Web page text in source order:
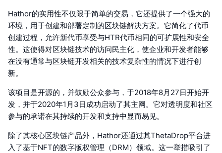
Hathor的实用性不仅限于简单的交易，它还提供了一个强大的
环境，用于创建和部署定制的区块链解决方案。它简化了代币
创建过程，允许新代币享受与HTR代币相同的可扩展性和安全
性。这使得对区块链技术的访问民主化，使企业和开发者能够
在没有通常与区块链开发相关的技术复杂性的情况下进行创
新。
该项目是开源的，并鼓励公众参与，于2018年8月27日开始开
发，并于2020年1月3日成功启动了其主网。它对透明度和社区
参与的承诺在其持续的开发和支持中显而易见。
除了其核心区块链产品外，Hathor还通过其ThetaDrop平台进
入了基于NFT的数字版权管理（DRM）领域。这一举措吸引了